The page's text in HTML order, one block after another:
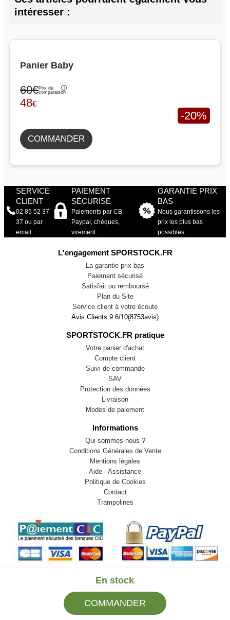
En stock
COMMANDER
intéresser :
Panier Baby
60€Prix de
comparaison
48€
-20%
COMMANDER
SERVICE
CLIENT
02 85 52 37
37 ou par
email
PAIEMENT
SÉCURISÉ
Paiements par CB,
Paypal, chèques,
virement...
GARANTIE PRIX
BAS
Nous garantissons les
prix les plus bas
possibles
L'engagement SPORSTOCK.FR
La garantie prix bas
Paiement sécurisé
Satisfait ou remboursé
Plan du Site
Service client à votre écoute
Avis Clients 9.6/10(8753avis)
SPORTSTOCK.FR pratique
Votre panier d'achat
Compte client
Suivi de commande
SAV
Protection des données
Livraison
Modes de paiement
Informations
Qui sommes-nous ?
Conditions Générales de Vente
Mentions légales
Aide - Assistance
Politique de Cookies
Contact
Trampolines
© 2009-2026 LB82. Tous droits réservés - sportstock.fr -
SARL LB 82 - 13 Rue Louis Delage 44360 VIGNEUX DE